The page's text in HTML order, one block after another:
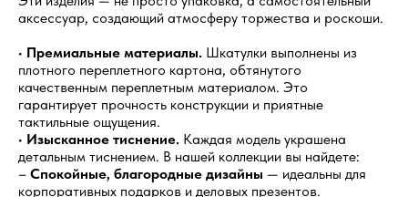
аксессуар, создающий атмосферу торжества и роскоши.
• Премиальные материалы. Шкатулки выполнены из
плотного переплетного картона, обтянутого
качественным переплетным материалом. Это
гарантирует прочность конструкции и приятные
тактильные ощущения.
• Изысканное тиснение. Каждая модель украшена
детальным тиснением. В нашей коллекции вы найдете:
– Спокойные, благородные дизайны — идеальны для
корпоративных подарков и деловых презентов.